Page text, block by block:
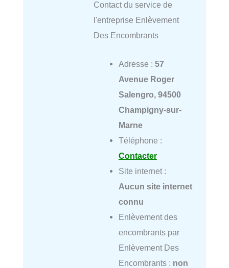
Contact du service de
l'entreprise Enlèvement
Des Encombrants
Adresse : 57
Avenue Roger
Salengro, 94500
Champigny-sur-
Marne
Téléphone :
Contacter
Site internet :
Aucun site internet
connu
Enlèvement des
encombrants par
Enlèvement Des
Encombrants : non